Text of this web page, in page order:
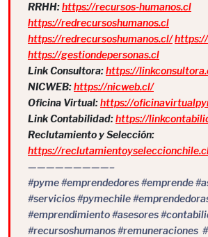
RRHH:https://recursos-humanos.cl
https://redrecursoshumanos.cl
https://redrecursoshumanos.cl/
https://gestiondepersonas.cl
Link Consultora:https://
NICWEB:https://nicweb.cl/
Oficina Virtual:https://
Link Contabilidad:https://
Reclutamiento y Selección:
https://
—————————–
#pyme #emprendedores #emprende
#servicios #pymechile
#emprendimiento #asesores
#recursoshumanos #remuneraciones